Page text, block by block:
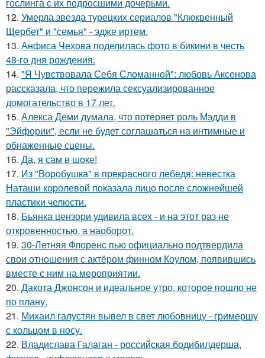
гослинга с их подросшими дочерьми.
12. Умерла звезда турецких сериалов "Клюквенный
Щербет" и "семья" - эдже иртем.
13. Анфиса Чехова поделилась фото в бикини в честь
48-го дня рождения.
14. "Я Чувствовала Себя Сломанной": любовь Аксенова
рассказала, что пережила сексуализированное
домогательство в 17 лет.
15. Алекса Деми думала, что потеряет роль Мэдди в
"Эйфории", если не будет соглашаться на интимные и
обнаженные сцены.
16. Да, я сам в шоке!
17. Из "Воробушка" в прекрасного лебедя: невестка
Наташи королевой показала лицо после сложнейшей
пластики челюсти.
18. Бьянка цензори удивила всех - и на этот раз не
откровенностью, а наоборот.
19. 30-Летняя Флоренс пью официально подтвердила
свои отношения с актёром финном Коулом, появившись
вместе с ним на мероприятии.
20. Дакота Джонсон и идеальное утро, которое пошло не
по плану.
21. Михаил галустян вывел в свет любовницу - гримершу
с кольцом в носу.
22. Владислава Галаган - российская бодибилдерша,